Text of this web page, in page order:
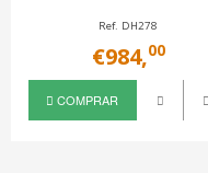
Ref. DH278
€984,00
COMPRAR